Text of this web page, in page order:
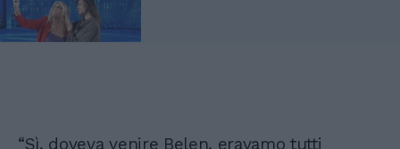
“Sì, doveva venire Belen, eravamo tutti